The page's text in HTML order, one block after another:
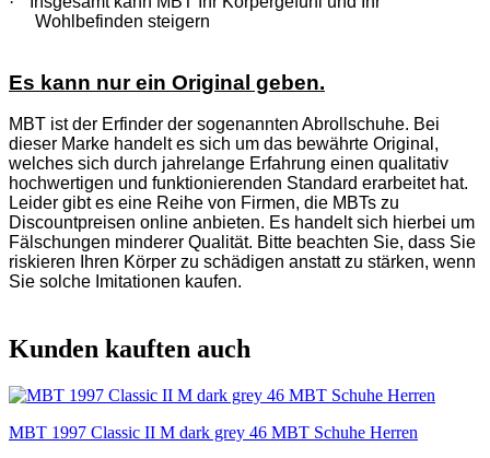
Wohlbefinden steigern
Es kann nur ein Original geben.
MBT ist der Erfinder der sogenannten Abrollschuhe. Bei
dieser Marke handelt es sich um das bewährte Original,
welches sich durch jahrelange Erfahrung einen qualitativ
hochwertigen und funktionierenden Standard erarbeitet hat.
Leider gibt es eine Reihe von Firmen, die MBTs zu
Discountpreisen online anbieten. Es handelt sich hierbei um
Fälschungen minderer Qualität. Bitte beachten Sie, dass Sie
riskieren Ihren Körper zu schädigen anstatt zu stärken, wenn
Sie solche Imitationen kaufen.
Kunden kauften auch
MBT 1997 Classic II M dark grey 46 MBT Schuhe Herren